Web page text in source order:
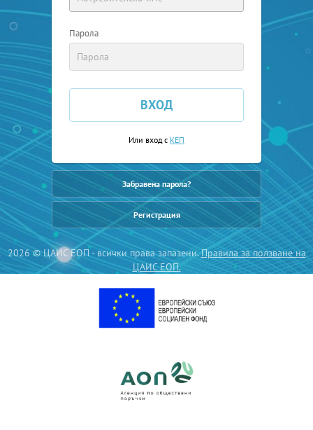
Парола
ВХОД
Или вход с КЕП
Забравена парола?
Регистрация
2026 © ЦАИС ЕОП - всички права запазени.Правила за ползване на
ЦАИС ЕОП.